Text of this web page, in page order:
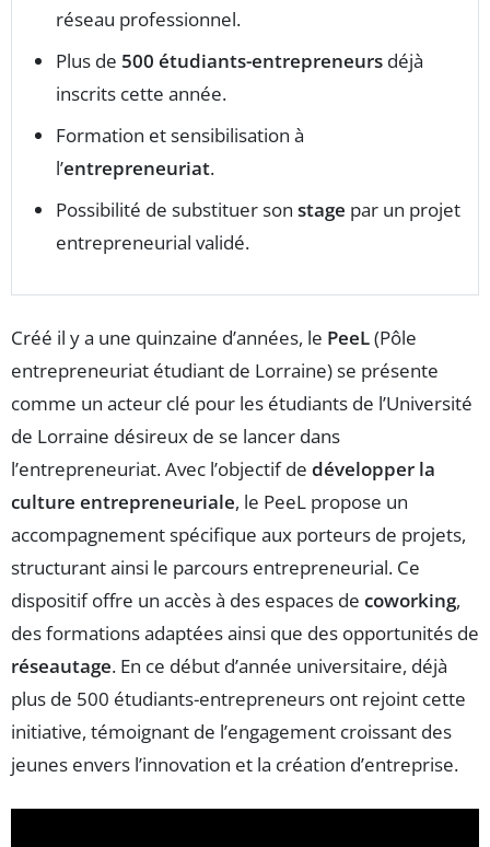
réseau professionnel.
Plus de 500 étudiants-entrepreneurs déjà
inscrits cette année.
Formation et sensibilisation à
l’entrepreneuriat.
Possibilité de substituer son stage par un projet
entrepreneurial validé.
Créé il y a une quinzaine d’années, le PeeL(Pôle
entrepreneuriat étudiant de Lorraine) se présente
comme un acteur clé pour les étudiants de l’Université
de Lorraine désireux de se lancer dans
l’entrepreneuriat. Avec l’objectif de développer la
culture entrepreneuriale, le PeeL propose un
accompagnement spécifique aux porteurs de projets,
structurant ainsi le parcours entrepreneurial. Ce
dispositif offre un accès à des espaces de coworking,
des formations adaptées ainsi que des opportunités de
réseautage. En ce début d’année universitaire, déjà
plus de 500 étudiants-entrepreneurs ont rejoint cette
initiative, témoignant de l’engagement croissant des
jeunes envers l’innovation et la création d’entreprise.